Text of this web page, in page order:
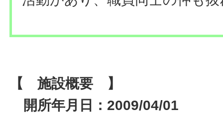
【 施設概要 】
開所年月日：2009/04/01